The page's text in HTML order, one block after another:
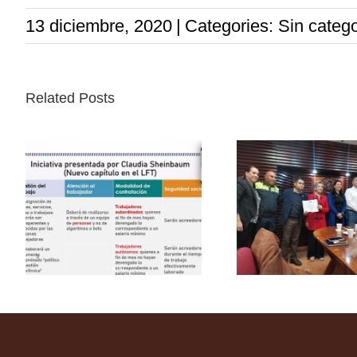
13 diciembre, 2020 | Categories: Sin
Related Posts